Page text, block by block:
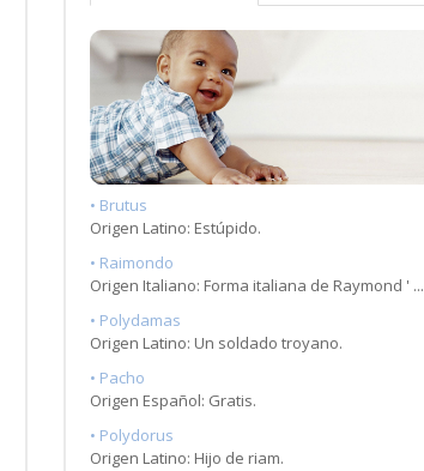
• Brutus
Origen Latino: Estúpido.
• Raimondo
Origen Italiano: Forma italiana de Raymond ' ...
• Polydamas
Origen Latino: Un soldado troyano.
• Pacho
Origen Español: Gratis.
• Polydorus
Origen Latino: Hijo de riam.